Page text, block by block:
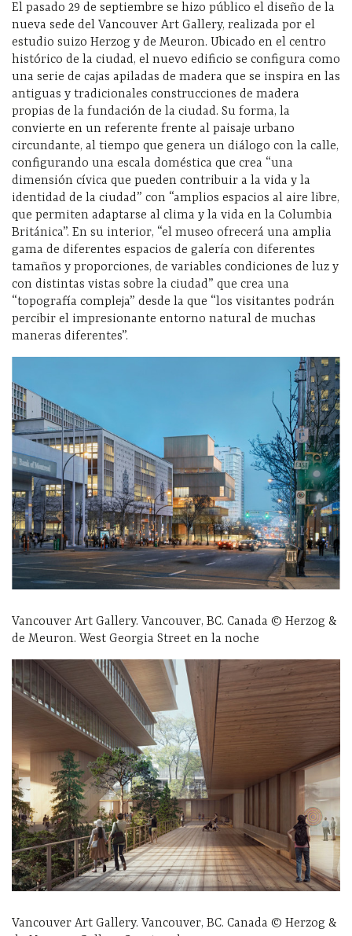
El pasado 29 de septiembre se hizo público el diseño de la
nueva sede del Vancouver Art Gallery, realizada por el
estudio suizo Herzog y de Meuron. Ubicado en el centro
histórico de la ciudad, el nuevo edificio se configura como
una serie de cajas apiladas de madera que se inspira en las
antiguas y tradicionales construcciones de madera
propias de la fundación de la ciudad. Su forma, la
convierte en un referente frente al paisaje urbano
circundante, al tiempo que genera un diálogo con la calle,
configurando una escala doméstica que crea “una
dimensión cívica que pueden contribuir a la vida y la
identidad de la ciudad” con “amplios espacios al aire libre,
que permiten adaptarse al clima y la vida en la Columbia
Británica”. En su interior, “el museo ofrecerá una amplia
gama de diferentes espacios de galería con diferentes
tamaños y proporciones, de variables condiciones de luz y
con distintas vistas sobre la ciudad” que crea una
“topografía compleja” desde la que “los visitantes podrán
percibir el impresionante entorno natural de muchas
maneras diferentes”.
Vancouver Art Gallery. Vancouver, BC. Canada © Herzog &
de Meuron. West Georgia Street en la noche
Vancouver Art Gallery. Vancouver, BC. Canada © Herzog &